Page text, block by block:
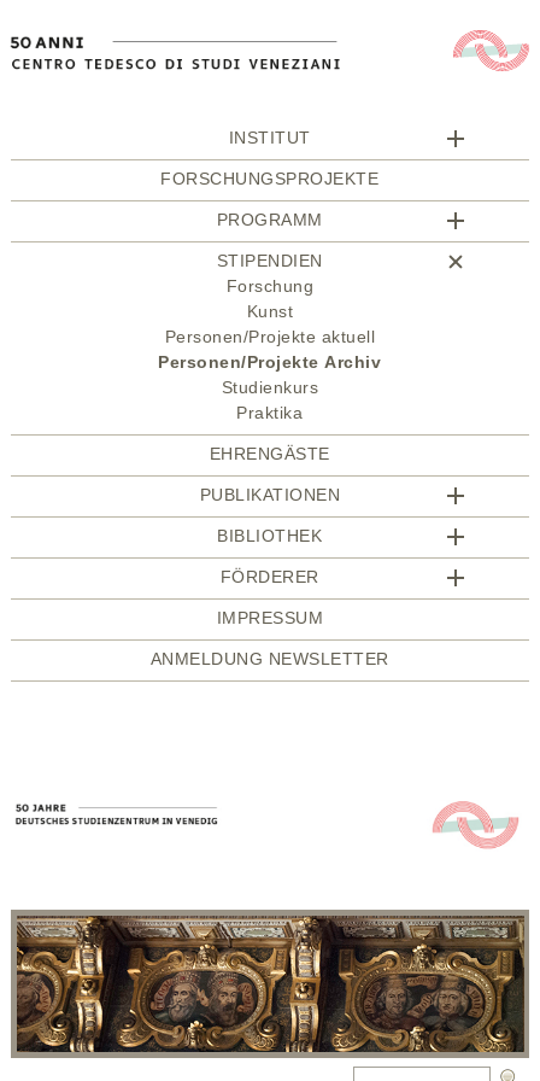
INSTITUT
FORSCHUNGSPROJEKTE
PROGRAMM
STIPENDIEN
Forschung
Kunst
Personen/Projekte aktuell
Personen/Projekte Archiv
Studienkurs
Praktika
EHRENGÄSTE
PUBLIKATIONEN
BIBLIOTHEK
FÖRDERER
IMPRESSUM
ANMELDUNG NEWSLETTER